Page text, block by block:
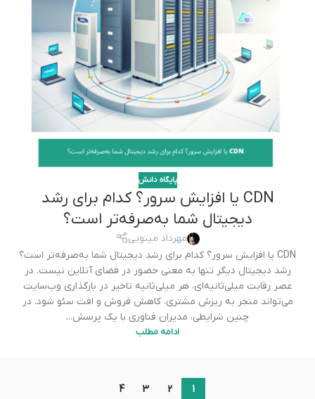
پایگاه دانش
CDN یا افزایش سرور؟ کدام برای رشد
دیجیتال شما به‌صرفه‌تر است؟
مهرداد مینویی
CDN یا افزایش سرور؟ کدام برای رشد دیجیتال شما به‌صرفه‌تر است؟
رشد دیجیتال دیگر تنها به معنی حضور در فضای آنلاین نیست. در
عصر رقابت میلی‌ثانیه‌ای، هر میلی‌ثانیه تاخیر در بارگذاری وب‌سایت
می‌تواند منجر به ریزش مشتری، کاهش فروش و افت سئو شود. در
چنین شرایطی، مدیران فناوری با یک پرسش...
ادامه مطلب
1
2
3
4